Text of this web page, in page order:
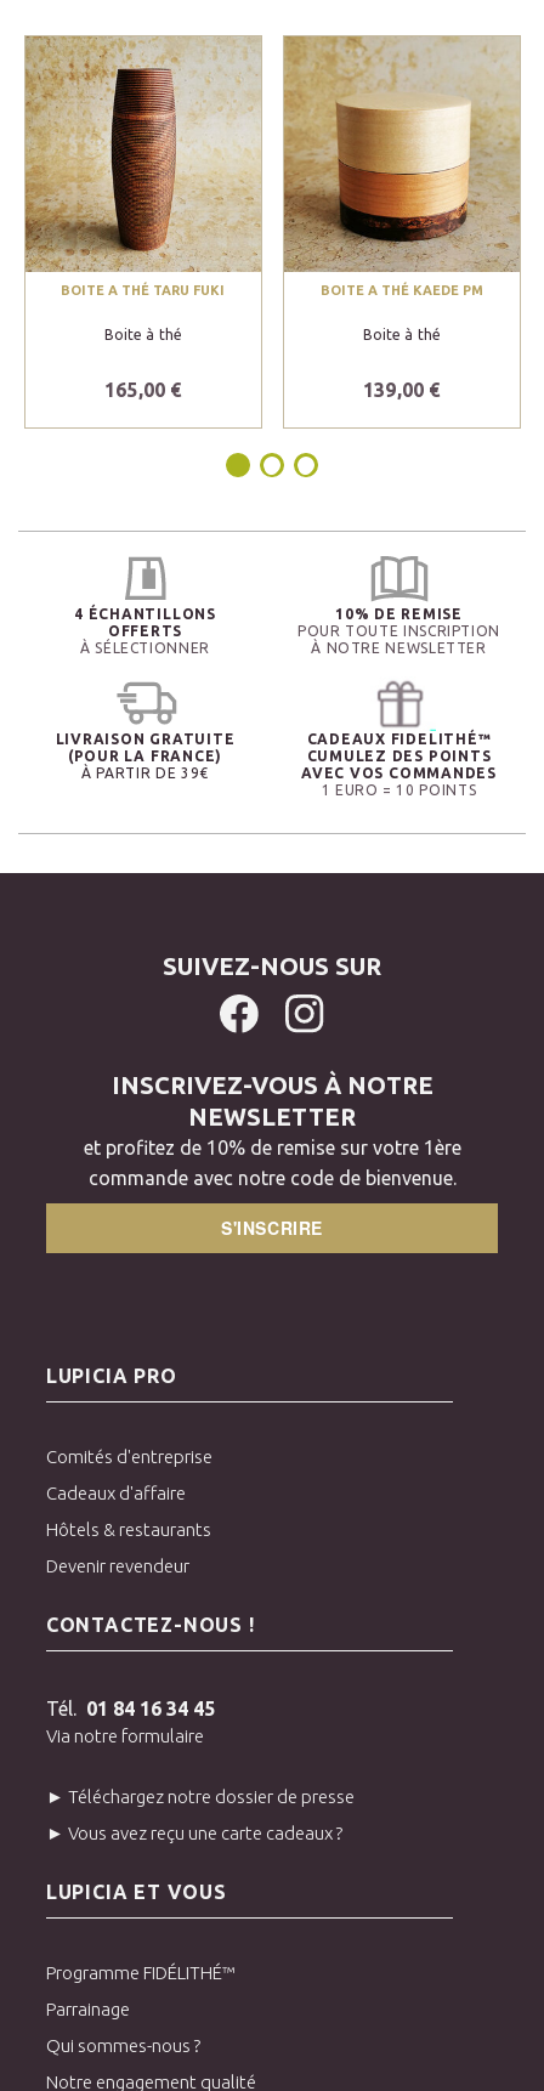
BOITE A THÉ TARU FUKI
Boite à thé
165,00 €
BOITE A THÉ KAEDE PM
Boite à thé
139,00 €
4 ÉCHANTILLONS
OFFERTS
À SÉLECTIONNER
10% DE REMISE
POUR TOUTE INSCRIPTION
À NOTRE NEWSLETTER
LIVRAISON GRATUITE
(POUR LA FRANCE)
À PARTIR DE 39€
CADEAUX FIDELITHÉ™
CUMULEZ DES POINTS
AVEC VOS COMMANDES
1 EURO = 10 POINTS
SUIVEZ-NOUS SUR
INSCRIVEZ-VOUS À NOTRE
NEWSLETTER
et profitez de 10% de remise sur votre 1ère
commande avec notre code de bienvenue.
S'INSCRIRE
LUPICIA PRO
Comités d'entreprise
Cadeaux d'affaire
Hôtels & restaurants
Devenir revendeur
CONTACTEZ-NOUS !
Tél. 01 84 16 34 45
Via notre formulaire
► Téléchargez notre dossier de presse
► Vous avez reçu une carte cadeaux ?
LUPICIA ET VOUS
Programme FIDÉLITHÉ™
Parrainage
Qui sommes-nous ?
Notre engagement qualité